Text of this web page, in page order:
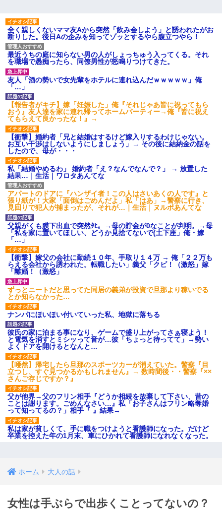
全く親しくないママ友Aから突然「飲み会しよう」と誘われたがお
断りした。後日Aの企みを知ってゾッとするやら腹立つやら！
最近うちの庭に知らない男の人がしょっちゅう入ってくる。それ
を職場で愚痴ったら、同僚男性が怒鳴りつけてきた。
友人「酒の勢いで女先輩をホテルに連れ込んだｗｗｗｗｗ」俺
「…」
【報告者がキチ】嫁「妊娠した」俺『それじゃあ皆に祝ってもら
おう』友人達を家に連れ帰ってホームパーティー→俺『皆に祝え
てもらえて良かったな！』→
【衝撃】婚約者「兄と結婚はするけど嫁入りするわけじゃない。
お互い干渉はしないようにしましょう」→ その後に結納金の話を
したので、母が・・・
私「結婚やめるわ」 婚約者「え？なんでなんで？」 → 放置した
結果…｜生活｜ワロタあんてな
アパートのドアに『ハンザイ者！この人はさいあくの人です』と
張り紙が！大家「面倒はごめんだよ」私「はあ」→警察に行き、
見回りで犯人が捕まったが、それが…｜生活｜ヌルポあんてな
父親がくも膜下出血で突然ﾀﾋ。→母の貯金が0なことが判明。→母
「私を家に置いてほしい、どうか見捨てないで(土下座」俺・嫁
「…」
【衝撃】嫁父の会社に勤続１０年、手取り１４万 → 俺「２２万も
らえる会社から誘われた。転職したい」義父「クビ！（激怒」嫁
「離婚！（激怒」
ずっとニートだと思ってた同居の義弟が投資で旦那より稼いでる
とか知らなかった…
ナンパにほいほい付いていった私、地獄に落ちる
彼氏の家に泊まる事になり、ゲームで盛り上がってさぁ寝よう！
と電気を消すとミシッって音が…彼「ちょっと待ってて」→勢い
よくドアを開けるとなんと…
【唖然】帰宅したら旦那のスポーツカーが消えていた。警察『目
立つし、すぐ見つかるかもしれません』→ 数時間後・・警察『××
さんご存じですか？』
父が他界→父のフリン相手『どうか相続を放棄して下さい、昔の
ことは謝ります。ごめんなさい…』私「お子さんはフリン略奪婚
って知ってるの？」相手『 』結果→
私は家が貧しくて、手に職をつけようと看護師になった。だけど
卒業を控えた年の1月末、車にひかれて看護師になれなくなった。
ホーム 大人の話
女性は手ぶらで出歩くことってないの？